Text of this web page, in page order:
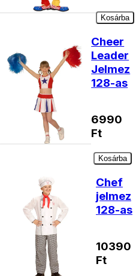
Kosárba
Cheer
Leader
Jelmez
128-as
6990
Ft
Kosárba
Chef
jelmez
128-as
10390
Ft